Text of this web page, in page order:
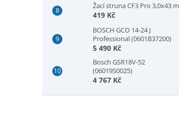
Žací struna CF3 Pro 3,0x43 m
419 Kč
BOSCH GCO 14-24 J
Professional (0601B37200)
5 490 Kč
Bosch GSR18V-52
(06019S0025)
4 767 Kč